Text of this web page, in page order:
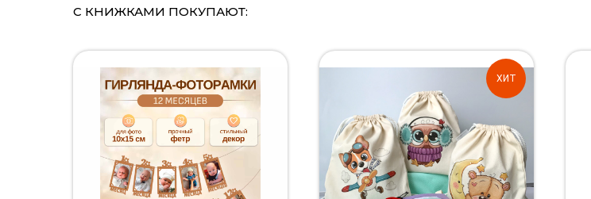
С КНИЖКАМИ ПОКУПАЮТ:
ХИТ